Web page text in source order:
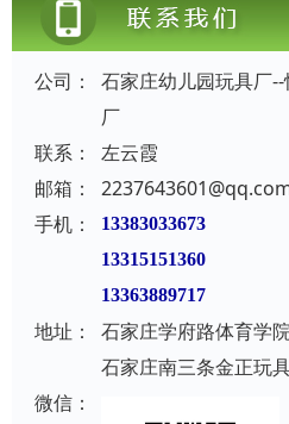
公司：
石家庄幼儿园玩具厂
厂
联系：
左云霞
邮箱：
手机：
13383033673
13315151360
13363889717
地址：
石家庄学府路体育学
石家庄南三条金正玩
微信：